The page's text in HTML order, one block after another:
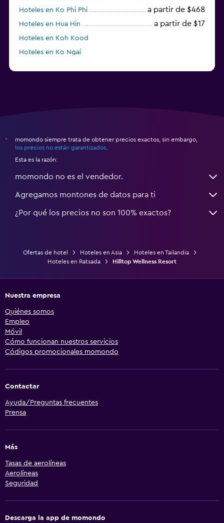
Hoteles en Ko Phi Phi a partir de $468
Hoteles en Hua Hin a partir de $17
Hoteles en Koh Kood
Hoteles en Ko Ngai
*
momondo siempre trata de obtener precios exactos, sin embargo,
los precios no están garantizados
Esta es la razón:
momondo no es el vendedor.
Agregamos montones de datos para ti
¿Por qué los precios no son 100% exactos?
Ofertas de hotel Hoteles en Asia
Hoteles en Tailandia
Hoteles en Ratsada
Hilltop Wellness Resort
Nuestra empresa
Quiénes somos
Empleo
Móvil
Cómo funcionan nuestros servicios
Códigos promocionales momondo
Contactar
Ayuda/Preguntas frecuentes
Prensa
Más
Tasas de aerolíneas
Aerolíneas
Seguridad
Descarga la app de momondo